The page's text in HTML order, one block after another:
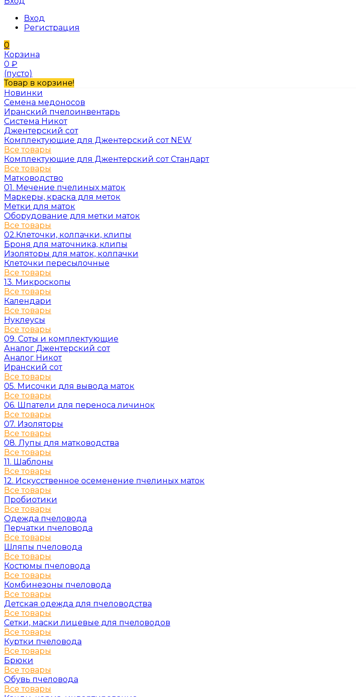
Вход
Регистрация
0
Корзина
0 ₽
(пусто)
Товар в корзине!
Новинки
Семена медоносов
Иранский пчелоинвентарь
Система Никот
Джентерский сот
Комплектующие для Джентерский сот NEW
Все товары
Комплектующие для Джентерский сот Стандарт
Все товары
Матководство
01. Мечение пчелиных маток
Маркеры, краска для меток
Метки для маток
Оборудование для метки маток
Все товары
02.Клеточки, колпачки, клипы
Броня для маточника, клипы
Изоляторы для маток, колпачки
Клеточки пересылочные
Все товары
13. Микроскопы
Все товары
Календари
Все товары
Нуклеусы
Все товары
09. Соты и комплектующие
Аналог Джентерский сот
Аналог Никот
Иранский сот
Все товары
05. Мисочки для вывода маток
Все товары
06. Шпатели для переноса личинок
Все товары
07. Изоляторы
Все товары
08. Лупы для матководства
Все товары
11. Шаблоны
Все товары
12. Искусственное осеменение пчелиных маток
Все товары
Пробиотики
Все товары
Одежда пчеловода
Перчатки пчеловода
Все товары
Шляпы пчеловода
Все товары
Костюмы пчеловода
Все товары
Комбинезоны пчеловода
Все товары
Детская одежда для пчеловодства
Все товары
Сетки, маски лицевые для пчеловодов
Все товары
Куртки пчеловода
Все товары
Брюки
Все товары
Обувь пчеловода
Все товары